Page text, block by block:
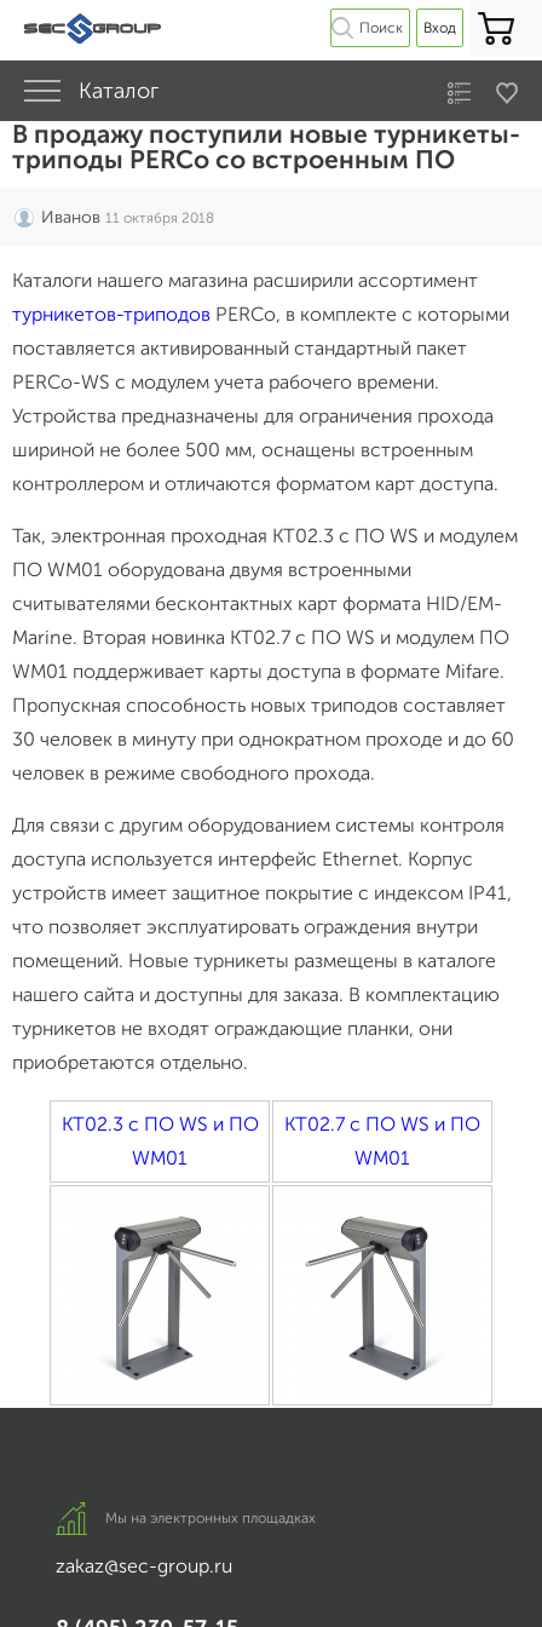
Поиск Вход
Каталог
В продажу поступили новые турникеты-
триподы PERCo со встроенным ПО
Иванов 11 октября 2018
Каталоги нашего магазина расширили ассортимент
турникетов-триподов PERCo, в комплекте с которыми
поставляется активированный стандартный пакет
PERCo-WS с модулем учета рабочего времени.
Устройства предназначены для ограничения прохода
шириной не более 500 мм, оснащены встроенным
контроллером и отличаются форматом карт доступа.
Так, электронная проходная KT02.3 с ПО WS и модулем
ПО WM01 оборудована двумя встроенными
считывателями бесконтактных карт формата HID/EM-
Marine. Вторая новинка KT02.7 с ПО WS и модулем ПО
WM01 поддерживает карты доступа в формате Mifare.
Пропускная способность новых триподов составляет
30 человек в минуту при однократном проходе и до 60
человек в режиме свободного прохода.
Для связи с другим оборудованием системы контроля
доступа используется интерфейс Ethernet. Корпус
устройств имеет защитное покрытие с индексом IP41,
что позволяет эксплуатировать ограждения внутри
помещений. Новые турникеты размещены в каталоге
нашего сайта и доступны для заказа. В комплектацию
турникетов не входят ограждающие планки, они
приобретаются отдельно.
KT02.3 с ПО WS и ПО
WM01
KT02.7 с ПО WS и ПО
WM01
Мы на электронных площадках
zakaz@sec-group.ru